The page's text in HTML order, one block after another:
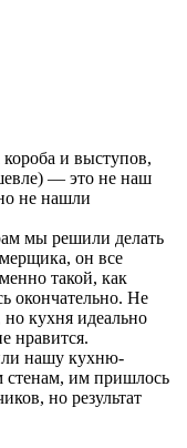
короба и выступов,
— это не наш
не нашли
мы решили делать
он все
такой, как
окончательно. Не
кухня идеально
нравится.
нашу кухню-
стенам, им пришлось
но результат